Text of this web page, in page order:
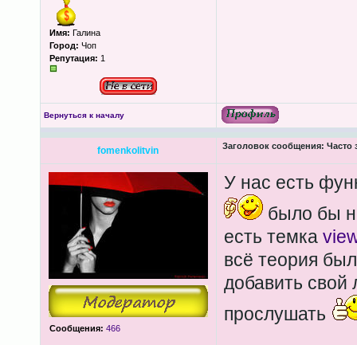
Имя: Галина
Город: Чоп
Репутация: 1
Вернуться к началу
fomenkolitvin Заголовок сообщения: Часто
Сообщения: 466
У нас есть
было бы
есть темка
всё теория
добавить
прослушать